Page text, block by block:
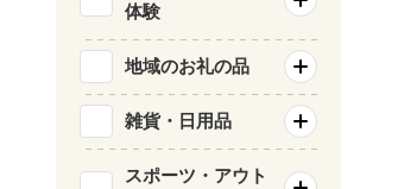
体験
地域のお礼の品
雑貨・日用品
スポーツ・アウト